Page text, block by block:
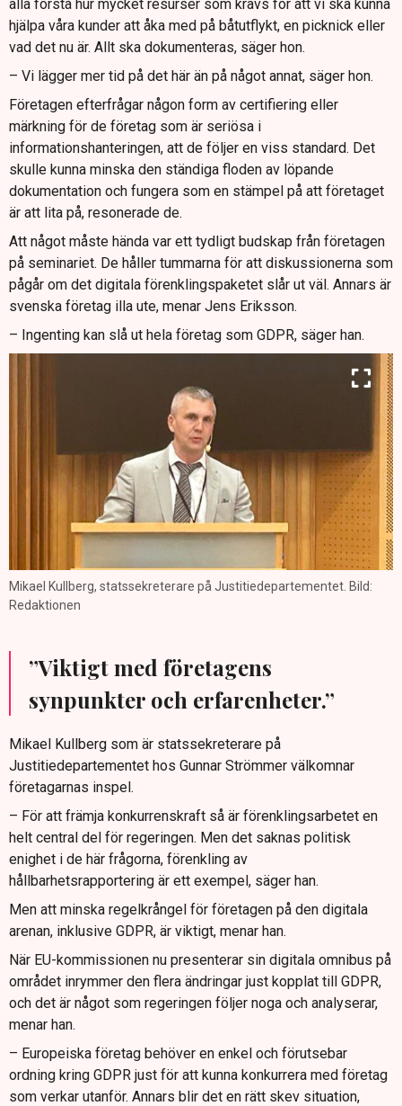
alla förstå hur mycket resurser som krävs för att vi ska kunna
hjälpa våra kunder att åka med på båtutflykt, en picknick eller
vad det nu är. Allt ska dokumenteras, säger hon.
– Vi lägger mer tid på det här än på något annat, säger hon.
Företagen efterfrågar någon form av certifiering eller
märkning för de företag som är seriösa i
informationshanteringen, att de följer en viss standard. Det
skulle kunna minska den ständiga floden av löpande
dokumentation och fungera som en stämpel på att företaget
är att lita på, resonerade de.
Att något måste hända var ett tydligt budskap från företagen
på seminariet. De håller tummarna för att diskussionerna som
pågår om det digitala förenklingspaketet slår ut väl. Annars är
svenska företag illa ute, menar Jens Eriksson.
– Ingenting kan slå ut hela företag som GDPR, säger han.
Mikael Kullberg, statssekreterare på Justitiedepartementet. Bild:
Redaktionen
”Viktigt med företagens
synpunkter och erfarenheter.”
Mikael Kullberg som är statssekreterare på
Justitiedepartementet hos Gunnar Strömmer välkomnar
företagarnas inspel.
– För att främja konkurrenskraft så är förenklingsarbetet en
helt central del för regeringen. Men det saknas politisk
enighet i de här frågorna, förenkling av
hållbarhetsrapportering är ett exempel, säger han.
Men att minska regelkrångel för företagen på den digitala
arenan, inklusive GDPR, är viktigt, menar han.
När EU-kommissionen nu presenterar sin digitala omnibus på
området inrymmer den flera ändringar just kopplat till GDPR,
och det är något som regeringen följer noga och analyserar,
menar han.
– Europeiska företag behöver en enkel och förutsebar
ordning kring GDPR just för att kunna konkurrera med företag
som verkar utanför. Annars blir det en rätt skev situation,